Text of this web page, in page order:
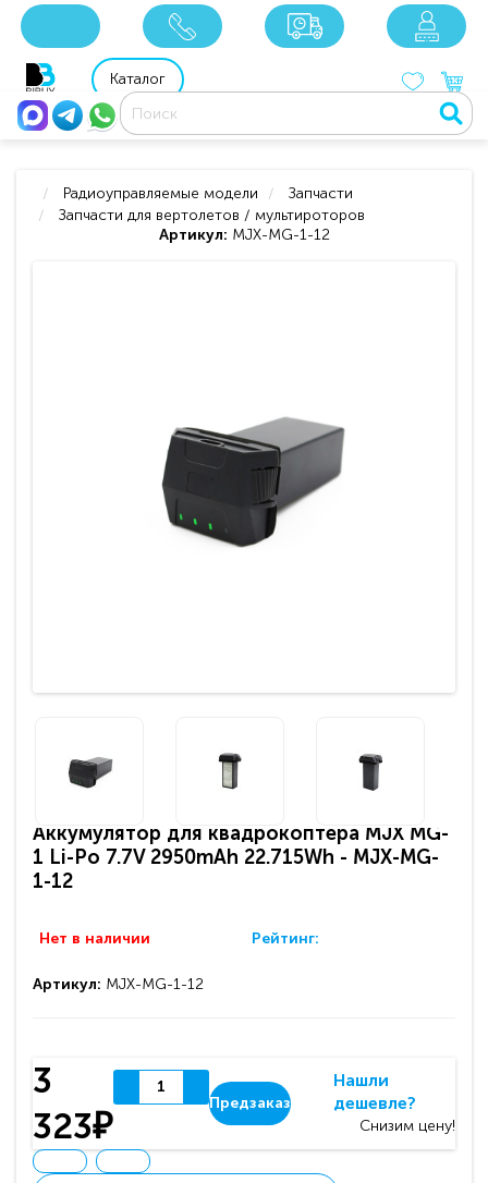
8 800 201 92 06
Каталог
Радиоуправляемые модели
Запчасти
Запчасти для вертолетов / мультироторов
Артикул: MJX-MG-1-12
Аккумулятор для квадрокоптера MJX MG-
1 Li-Po 7.7V 2950mAh 22.715Wh - MJX-MG-
1-12
Нет в наличии Рейтинг:
Артикул: MJX-MG-1-12
3
323₽
Предзаказ
Нашли
дешевле?
Снизим цену!
xxx